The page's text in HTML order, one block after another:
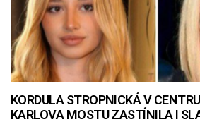
KORDULA STROPNICKÁ V
KARLOVA MOSTU ZASTÍNILA I